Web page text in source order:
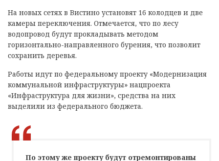
На новых сетях в Вистино установят 16 колодцев и две
камеры переключения. Отмечается, что по лесу
водопровод будут прокладывать методом
горизонтально-направленного бурения, что позволит
сохранить деревья.
Работы идут по федеральному проекту «Модернизация
коммунальной инфраструктуры» нацпроекта
«Инфраструктура для жизни», средства на них
выделили из федерального бюджета.
По этому же проекту будут отремонтированы